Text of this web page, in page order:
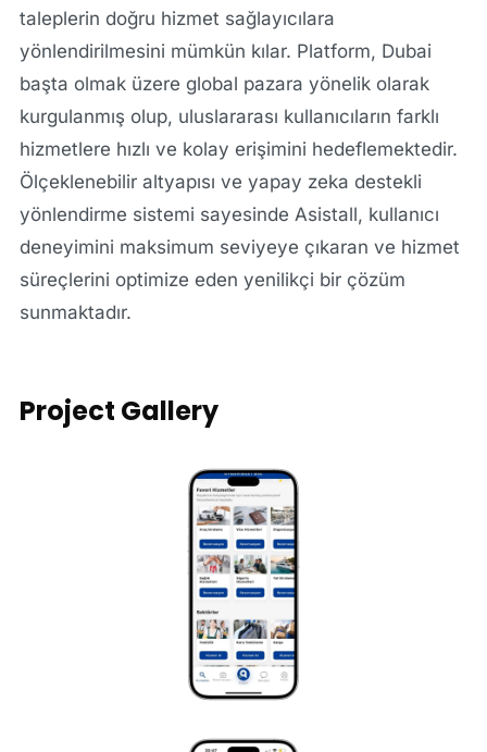
taleplerin doğru hizmet sağlayıcılara
yönlendirilmesini mümkün kılar. Platform, Dubai
başta olmak üzere global pazara yönelik olarak
kurgulanmış olup, uluslararası kullanıcıların farklı
hizmetlere hızlı ve kolay erişimini hedeflemektedir.
Ölçeklenebilir altyapısı ve yapay zeka destekli
yönlendirme sistemi sayesinde Asistall, kullanıcı
deneyimini maksimum seviyeye çıkaran ve hizmet
süreçlerini optimize eden yenilikçi bir çözüm
sunmaktadır.
Project Gallery